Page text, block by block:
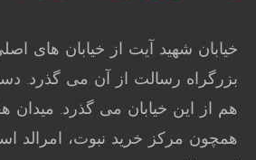
خیابان شهید آیت از خیابان های
هم از این خیابان می گذرد. میدان
همچون مرکز خرید نبوت، امرالد